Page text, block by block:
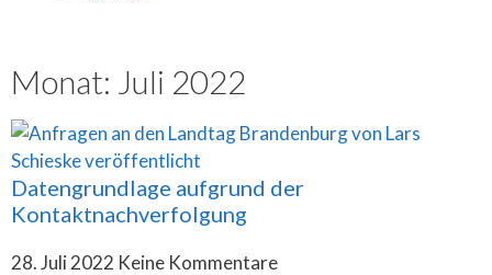
Monat: Juli 2022
Datengrundlage aufgrund der
Kontaktnachverfolgung
28. Juli 2022 Keine Kommentare